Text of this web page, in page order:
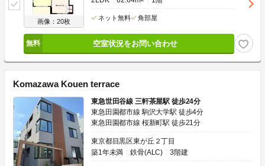
画像：20枚
ネット無料 角部屋
空室状況をお問い合わせ
Komazawa Kouen terrace
東急世田谷線 三軒茶屋駅 徒歩24分
東急田園都市線 駒沢大学駅 徒歩4分
東急田園都市線 桜新町駅 徒歩21分
東京都目黒区東が丘２丁目
築1年未満
鉄骨(ALC) 3階建